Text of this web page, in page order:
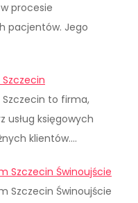
procesie
pacjentów. Jego
Szczecin to firma,
usług księgowych
klientów.…
Szczecin Świnoujście
Szczecin Świnoujście